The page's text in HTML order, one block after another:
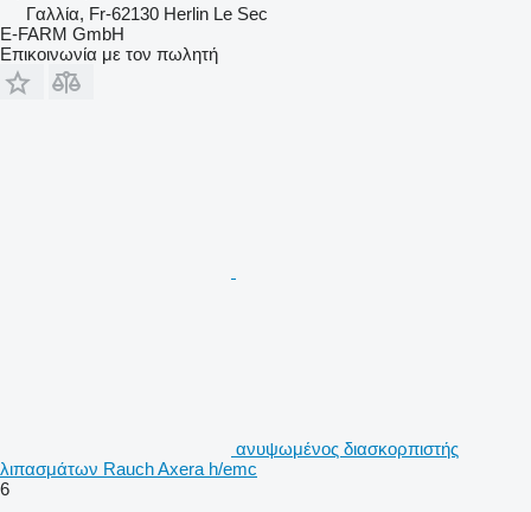
Γαλλία, Fr-62130 Herlin Le Sec
E-FARM GmbH
Επικοινωνία με τον πωλητή
ανυψωμένος διασκορπιστής
λιπασμάτων Rauch Axera h/emc
6